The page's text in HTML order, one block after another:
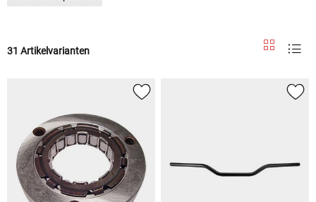
31 Artikelvarianten